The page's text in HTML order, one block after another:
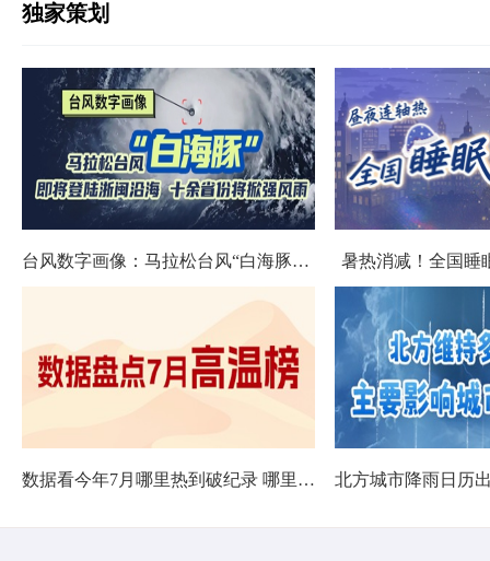
独家策划
台风数字画像：马拉松台风“白海豚”将影响十余省份 暑热消减！全国睡
数据看今年7月哪里热到破纪录 哪里暑热连轴转